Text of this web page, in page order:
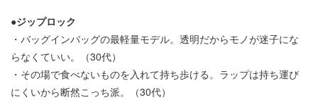
●ジップロック
・バッグインバッグの最軽量モデル。透明だからモノが迷子にな
らなくていい。（30代）
・その場で食べないものを入れて持ち歩ける。ラップは持ち運び
にくいから断然こっち派。（30代）